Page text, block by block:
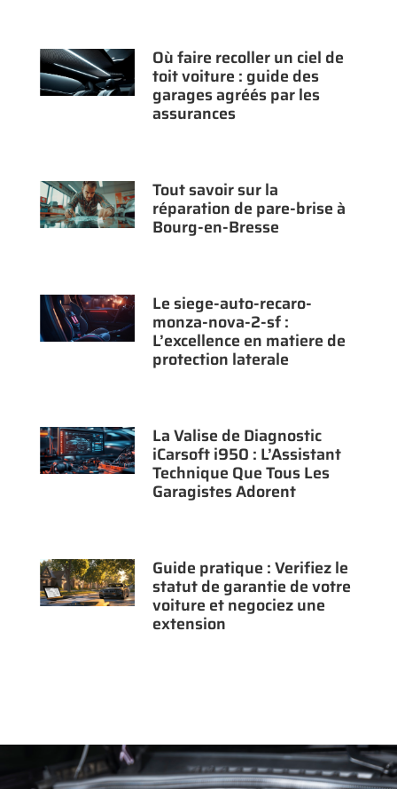
Où faire recoller un ciel de
toit voiture : guide des
garages agréés par les
assurances
Tout savoir sur la
réparation de pare-brise à
Bourg-en-Bresse
Le siege-auto-recaro-
monza-nova-2-sf :
L’excellence en matiere de
protection laterale
La Valise de Diagnostic
iCarsoft i950 : L’Assistant
Technique Que Tous Les
Garagistes Adorent
Guide pratique : Verifiez le
statut de garantie de votre
voiture et negociez une
extension